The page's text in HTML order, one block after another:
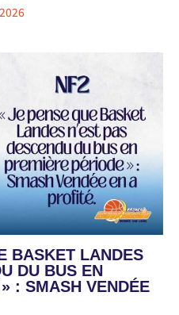
BASKET LANDES
DU BUS EN
: SMASH VENDÉE